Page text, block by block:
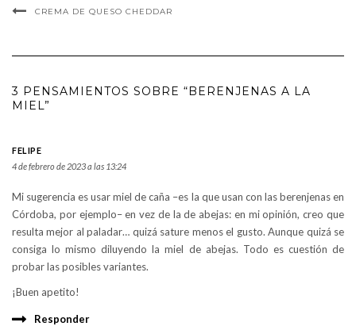
CREMA DE QUESO CHEDDAR
3 PENSAMIENTOS SOBRE “BERENJENAS A LA
MIEL”
FELIPE
4 de febrero de 2023 a las 13:24
Mi sugerencia es usar miel de caña –es la que usan con las berenjenas en
Córdoba, por ejemplo– en vez de la de abejas: en mi opinión, creo que
resulta mejor al paladar… quizá sature menos el gusto. Aunque quizá se
consiga lo mismo diluyendo la miel de abejas. Todo es cuestión de
probar las posibles variantes.
¡Buen apetito!
Responder